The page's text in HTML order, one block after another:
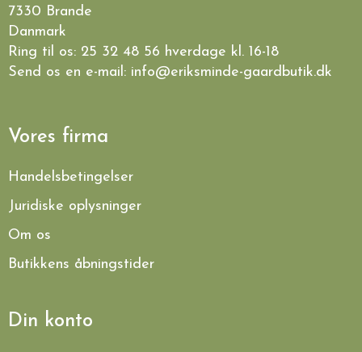
7330 Brande
Danmark
Ring til os: 25 32 48 56 hverdage kl. 16-18
Send os en e-mail: info@eriksminde-gaardbutik.dk
Vores firma
Handelsbetingelser
Juridiske oplysninger
Om os
Butikkens åbningstider
Din konto